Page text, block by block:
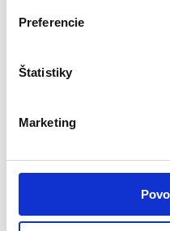
Preferencie
Štatistiky
Marketing
Model: 6002N
Hĺbka: 49 cm
Certifikáty: CE / GS
Obsah balenia:
1 filtračná pumpa